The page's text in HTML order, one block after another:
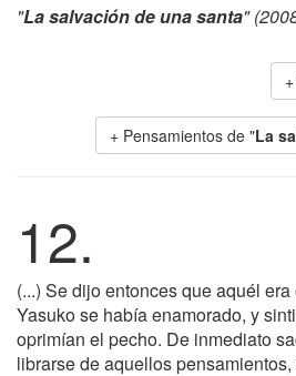
"La salvación de una santa"
+ Pensamientos de "La
12.
(...) Se dijo entonces que aquél
Yasuko se había enamorado, y
oprimían el pecho. De inmediato
librarse de aquellos